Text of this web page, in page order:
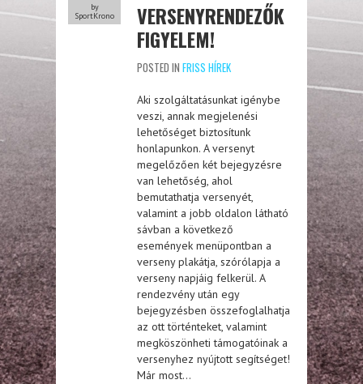
by
SportKrono
VERSENYRENDEZŐK
FIGYELEM!
POSTED IN FRISS HÍREK
Aki szolgáltatásunkat igénybe
veszi, annak megjelenési
lehetőséget biztosítunk
honlapunkon. A versenyt
megelőzően két bejegyzésre
van lehetőség, ahol
bemutathatja versenyét,
valamint a jobb oldalon látható
sávban a következő
események menüpontban a
verseny plakátja, szórólapja a
verseny napjáig felkerül. A
rendezvény után egy
bejegyzésben összefoglalhatja
az ott történteket, valamint
megköszönheti támogatóinak a
versenyhez nyújtott segítséget!
Már most…